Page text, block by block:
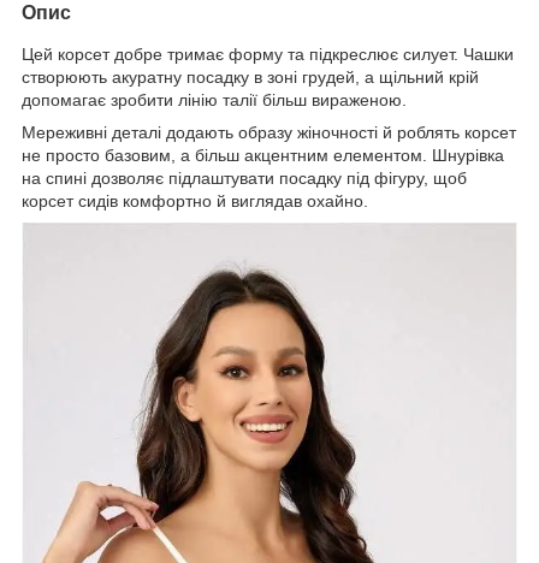
Опис
Цей корсет добре тримає форму та підкреслює силует. Чашки
створюють акуратну посадку в зоні грудей, а щільний крій
допомагає зробити лінію талії більш вираженою.
Мереживні деталі додають образу жіночності й роблять корсет
не просто базовим, а більш акцентним елементом. Шнурівка
на спині дозволяє підлаштувати посадку під фігуру, щоб
корсет сидів комфортно й виглядав охайно.